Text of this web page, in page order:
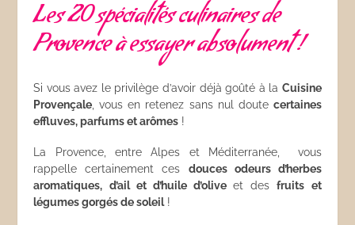
Les 20 spécialités culinaires de
Provence à essayer absolument !
Si vous avez le privilège d’avoir déjà goûté à la Cuisine
Provençale , vous en retenez sans nul doute certaines
effluves, parfums et arômes !
La Provence, entre Alpes et Méditerranée, vous
rappelle certainement ces douces odeurs d’herbes
aromatiques, d’ail et d’huile d’oliveet desfruits et
légumes gorgés de soleil!